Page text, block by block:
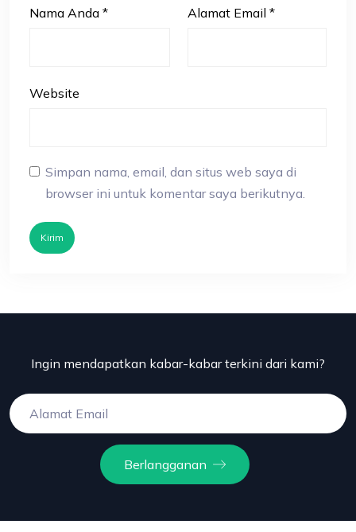
Nama Anda * Alamat Email *
Website
Simpan nama, email, dan situs web saya di
browser ini untuk komentar saya berikutnya.
Kirim
Ingin mendapatkan kabar-kabar terkini dari kami?
Berlangganan